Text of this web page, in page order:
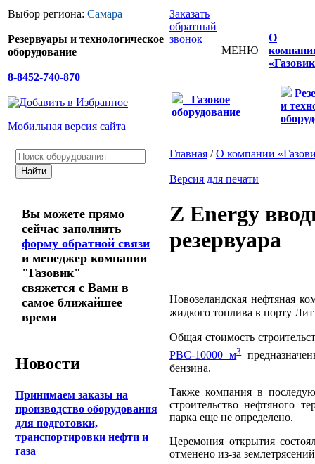
Выбор региона: Самара
Резервуары и технологическое
оборудование
8-8452-740-870
Мобильная версия сайта
Заказать
обратный
звонок
МЕНЮ
О
Газовое
оборудование
и
Вы можете прямо
сейчас заполнить
форму обратной связи
и менеджер компании
"Газовик"
свяжется с Вами в
самое ближайшее
время
Новости
Принимаем заказы на
производство оборудования
для подготовки,
транспортировки нефти и
газа
Главная /О компании
Версия для печати
Z Energy
резервуара
Новозеландская нефтяная
жидкого топлива в порту
Общая стоимость
РВС-10000 м3
бензина.
Также компания в
строительство нефтяного
парка еще не определено.
Церемония открытия
отменено из-за